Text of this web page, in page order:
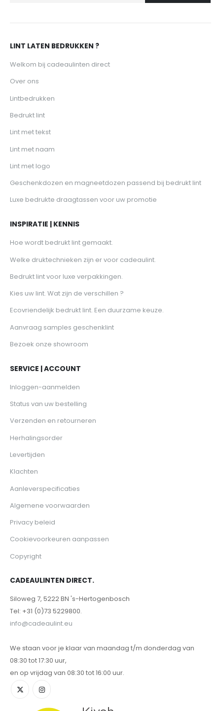
LINT LATEN BEDRUKKEN ?
Welkom bij cadeaulinten direct
Over ons
Lintbedrukken
Bedrukt lint
Lint met tekst
Lint met naam
Lint met logo
Geschenkdozen en magneetdozen passend bij bedrukt lint
Luxe bedrukte draagtassen voor uw promotie
INSPIRATIE | KENNIS
Hoe wordt bedrukt lint gemaakt.
Welke druktechnieken zijn er voor cadeaulint.
Bedrukt lint voor luxe verpakkingen.
Kies uw lint. Wat zijn de verschillen ?
Ecovriendelijk bedrukt lint. Een duurzame keuze.
Aanvraag samples geschenklint
Bezoek onze showroom
SERVICE | ACCOUNT
Inloggen-aanmelden
Status van uw bestelling
Verzenden en retourneren
Herhalingsorder
Levertijden
Klachten
Aanleverspecificaties
Algemene voorwaarden
Privacy beleid
Cookievoorkeuren aanpassen
Copyright
CADEAULINTEN DIRECT.
Siloweg 7, 5222 BN 's-Hertogenbosch
Tel: +31 (0)73 5229800.
info@cadeaulint.eu
We staan voor je klaar van maandag t/m donderdag van
08:30 tot 17:30 uur,
en op vrijdag van 08:30 tot 16:00 uur.